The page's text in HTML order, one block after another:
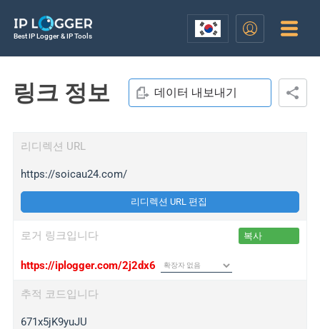
Best IP Logger & IP Tools
링크 정보 데이터 내보내기
리디렉션 URL
https://soicau24.com/
리디렉션 URL 편집
로거 링크입니다 복사
https://iplogger.com/2j2dx6
추적 코드입니다
671x5jK9yuJU